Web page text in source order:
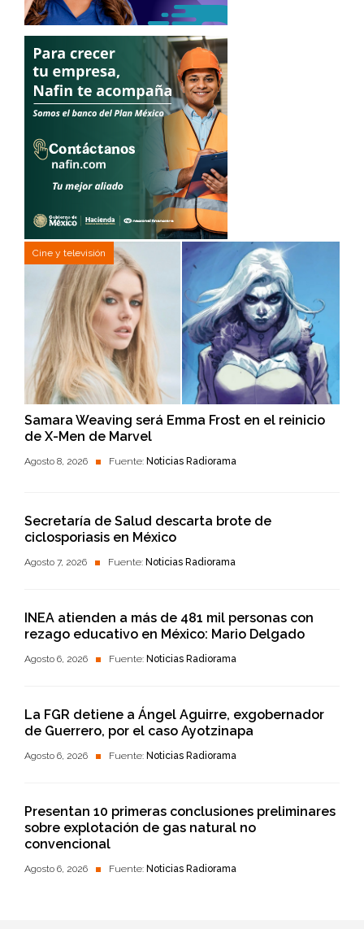
Cine y televisión
Samara Weaving será Emma Frost en el reinicio
de X-Men de Marvel
Agosto 8, 2026 Fuente: Noticias Radiorama
Secretaría de Salud descarta brote de
ciclosporiasis en México
Agosto 7, 2026 Fuente: Noticias Radiorama
INEA atienden a más de 481 mil personas con
rezago educativo en México: Mario Delgado
Agosto 6, 2026 Fuente: Noticias Radiorama
La FGR detiene a Ángel Aguirre, exgobernador
de Guerrero, por el caso Ayotzinapa
Agosto 6, 2026 Fuente: Noticias Radiorama
Presentan 10 primeras conclusiones preliminares
sobre explotación de gas natural no
convencional
Agosto 6, 2026 Fuente: Noticias Radiorama